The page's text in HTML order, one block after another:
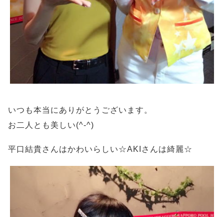
いつも本当にありがとうございます。
お二人とも美しい(^-^)
平口結貴さんはかわいらしい☆AKIさんは綺麗☆